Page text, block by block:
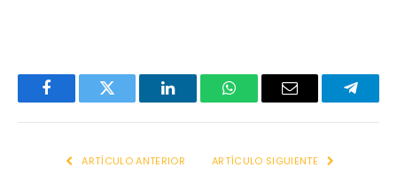
FacebookTwitter LinkedInWhatsAppEmail
ARTÍCULO ANTERIOR ARTÍCULO SIGUIENTE